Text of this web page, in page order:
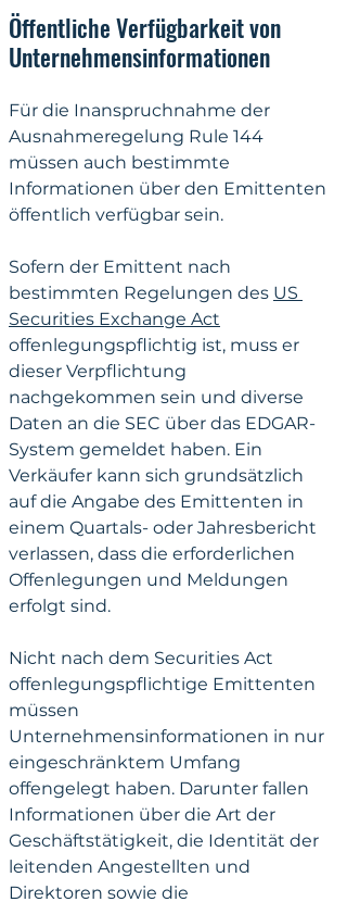
Öffentliche Verfügbarkeit von
Unternehmensinformationen
Für die Inanspruchnahme der
Ausnahmeregelung Rule 144
müssen auch bestimmte
Informationen über den Emittenten
öffentlich verfügbar sein.
Sofern der Emittent nach
bestimmten Regelungen des US
Securities Exchange Act
offenlegungspflichtig ist, muss er
dieser Verpflichtung
nachgekommen sein und diverse
Daten an die SEC über das EDGAR-
System gemeldet haben. Ein
Verkäufer kann sich grundsätzlich
auf die Angabe des Emittenten in
einem Quartals- oder Jahresbericht
verlassen, dass die erforderlichen
Offenlegungen und Meldungen
erfolgt sind.
Nicht nach dem Securities Act
offenlegungspflichtige Emittenten
müssen
Unternehmensinformationen in nur
eingeschränktem Umfang
offengelegt haben. Darunter fallen
Informationen über die Art der
Geschäftstätigkeit, die Identität der
leitenden Angestellten und
Direktoren sowie die